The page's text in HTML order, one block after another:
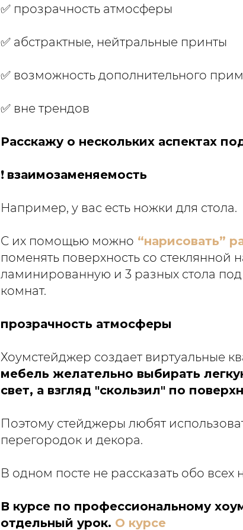
✅ прозрачность атмосферы
✅ абстрактные, нейтральные принты
✅ возможность дополнительного
✅ вне трендов
Расскажу о нескольких аспектах
❗️ взаимозаменяемость
Например, у вас есть ножки для стола.
С их помощью можно “нарисовать”
поменять поверхность со стеклянной
ламинированную и 3 разных стола
комнат.
прозрачность атмосферы
Хоумстейджер создает виртуальные
мебель желательно выбирать
свет, а взгляд "скользил" по
Поэтому стейджеры любят
перегородок и декора.
В одном посте не рассказать обо всех
В курсе по профессиональному
отдельный урок. О курсе